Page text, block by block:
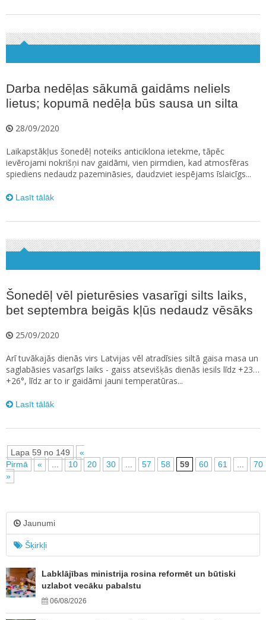
Darba nedēļas sākumā gaidāms neliels
lietus; kopumā nedēļa būs sausa un silta
28/09/2020
Laikapstākļus šonedēļ noteiks anticiklona ietekme, tāpēc
ievērojami nokrišņi nav gaidāmi, vien pirmdien, kad atmosfēras
spiediens nedaudz pazemināsies, daudzviet iespējams īslaicīgs...
Lasīt tālāk
Šonedēļ vēl pieturēsies vasarīgi silts laiks,
bet septembra beigās kļūs nedaudz vēsāks
25/09/2020
Arī tuvākajās dienās virs Latvijas vēl atradīsies siltā gaisa masa un
saglabāsies vasarīgs laiks - gaiss atsevišķās dienās iesils līdz +23…
+26°, līdz ar to ir gaidāmi jauni temperatūras...
Lasīt tālāk
Lapa 59 no 149
«
Pirmā
« 10 20 30 57 58 59 60 61
70
»
Jaunumi
Šķirkļi
Labklājības ministrija rosina reformēt un būtiski
uzlabot vecāku pabalstu
06/08/2026